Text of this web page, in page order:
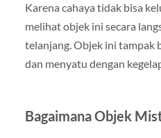
Karena cahaya tidak bisa
melihat objek ini secara
telanjang. Objek ini
dan menyatu dengan
Bagaimana Objek